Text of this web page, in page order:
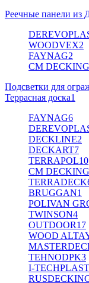
Реечные панели из
WOODVEX2
FAYNAG2
CM DECKING
Подсветки для
Террасная доска1
FAYNAG6
DECKLINE2
DECKART7
TERRAPOL10
CM DECKING
TERRADECK
BRUGGAN1
POLIVAN
TWINSON4
OUTDOOR17
WOOD
TEHNODPK3
I-TECHPLAST